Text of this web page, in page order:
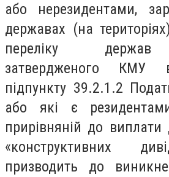
або нерезидентами,
державах (на
переліку
затвердженого КМУ
підпункту 39.2.1.2
або які є
прирівняній до виплати
«конструктивних
призводить до